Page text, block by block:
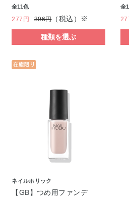
全11色
277円 396円（税込）※
種類を選ぶ
全
ネイルホリック
【GB】つめ用ファンデ